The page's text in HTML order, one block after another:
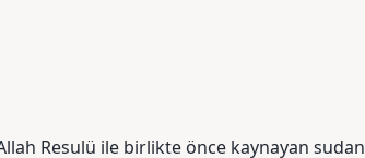
Resulü ile birlikte önce kaynayan sudan